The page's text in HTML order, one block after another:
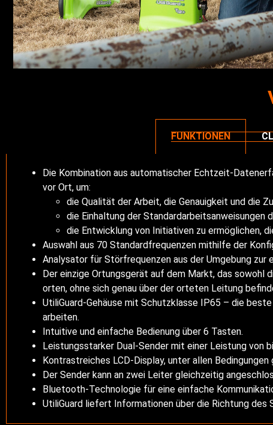
FUNKTIONEN
Die Kombination aus automatischer Echtzeit-
vor Ort, um:
die Qualität der Arbeit, die Genauigkeit und die
die Einhaltung der
die Entwicklung von Initiativen zu ermöglichen,
Auswahl aus 70 Standardfrequenzen mithilfe der
Analysator für Störfrequenzen aus der Umgebung
Der einzige Ortungsgerät auf dem Markt, das sowohl
orten, ohne sich genau über der orteten Leitung
UtiliGuard-Gehäuse mit Schutzklasse IP65 – die
arbeiten.
Intuitive und einfache Bedienung über 6 Tasten.
Leistungsstarker Dual-Sender mit einer Leistung von
Kontrastreiches LCD-Display, unter allen Bedingungen
Der Sender kann an zwei Leiter gleichzeitig
Bluetooth-Technologie für eine einfache
UtiliGuard liefert Informationen über die Richtung